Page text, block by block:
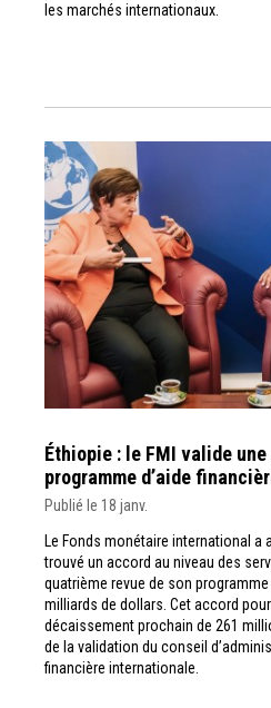
les marchés internationaux.
Éthiopie : le FMI valide
programme d’aide
Publié le 18 janv.
Le Fonds monétaire international a
trouvé un accord au niveau des
quatrième revue de son
milliards de dollars. Cet accord
décaissement prochain de 261
de la validation du conseil
financière internationale.